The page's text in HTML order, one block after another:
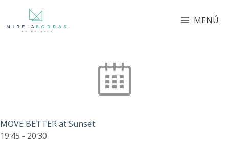
MENÚ
MOVE BETTER at Sunset
19:45 - 20:30